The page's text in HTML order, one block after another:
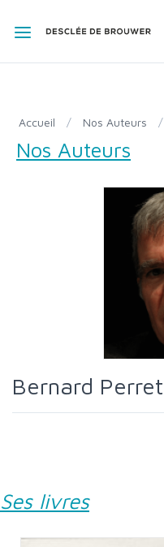
Accueil / Nos Auteurs /
Nos Auteurs
Bernard Perret
Ses livres